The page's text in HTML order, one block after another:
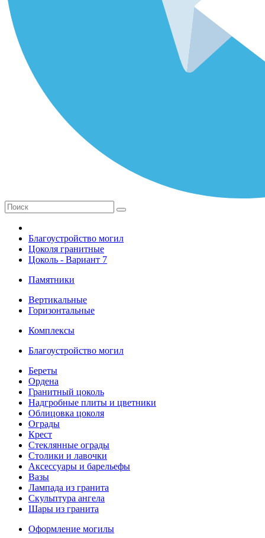
Благоустройство могил
Цоколя гранитные
Цоколь - Вариант 7
Памятники
Вертикальные
Горизонтальные
Комплексы
Благоустройство могил
Береты
Ордена
Гранитный цоколь
Надгробные плиты и цветники
Облицовка цоколя
Ограды
Крест
Стеклянные ограды
Столики и лавочки
Аксессуары и барельефы
Вазы
Лампада из гранита
Скульптура ангела
Шары из гранита
Оформление могилы